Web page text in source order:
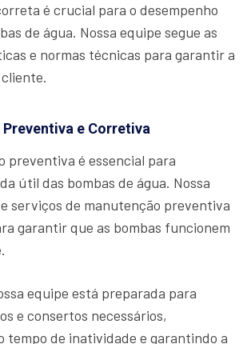
é crucial para o desempenho
de água. Nossa equipe segue as
e normas técnicas para garantir a
e Corretiva
preventiva é essencial para
útil das bombas de água. Nossa
serviços de manutenção preventiva
garantir que as bombas funcionem
equipe está preparada para
e consertos necessários,
tempo de inatividade e garantindo a